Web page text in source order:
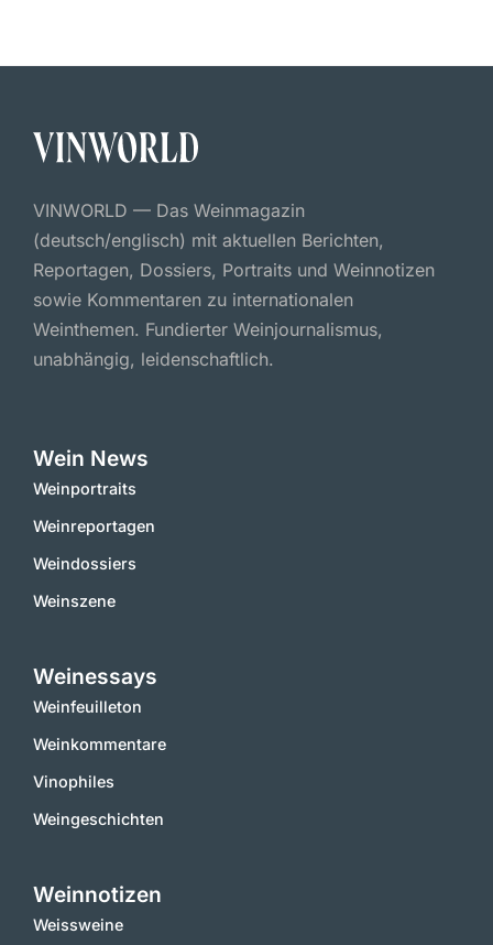
VINWORLD — Das Weinmagazin
(deutsch/englisch) mit aktuellen Berichten,
Reportagen, Dossiers, Portraits und Weinnotizen
sowie Kommentaren zu internationalen
Weinthemen. Fundierter Weinjournalismus,
unabhängig, leidenschaftlich.
Wein News
Weinportraits
Weinreportagen
Weindossiers
Weinszene
Weinessays
Weinfeuilleton
Weinkommentare
Vinophiles
Weingeschichten
Weinnotizen
Weissweine